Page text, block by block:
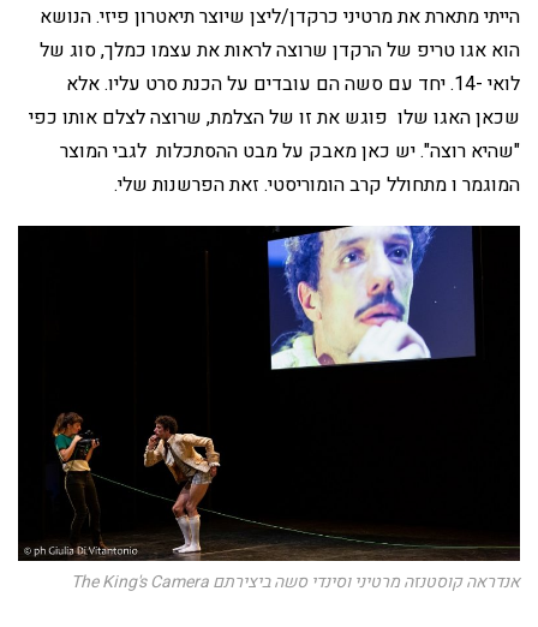
הייתי מתארת את מרטיני כרקדן/ליצן שיוצר תיאטרון פיזי. הנושא
הוא אגו טריפ של הרקדן שרוצה לראות את עצמו כמלך, סוג של
לואי -14. יחד עם סשה הם עובדים על הכנת סרט עליו. אלא
שכאן האגו שלו פוגש את זו של הצלמת, שרוצה לצלם אותו כפי
"שהיא רוצה". יש כאן מאבק על מבט ההסתכלות לגבי המוצר
המוגמר ו מתחולל קרב הומוריסטי. זאת הפרשנות שלי.
אנדראה קוסטנזה מרטיני וסינדי סשה ביצירתם The King's Camera